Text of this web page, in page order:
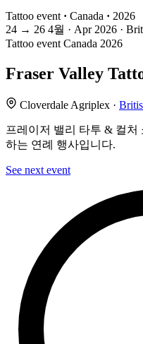
Tattoo event · Canada · 2026
24 → 26 4월 · Apr 2026 ·
Tattoo event Canada 2026
Fraser Valley
Cloverdale Agriplex ·
프레이저 밸리 타투 & 컬처
하는 연례 행사입니다.
See next event